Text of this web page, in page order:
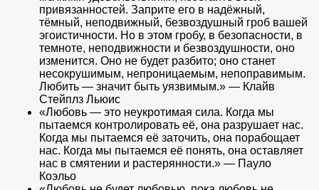
привязанностей. Заприте его в надёжный,
тёмный, неподвижный, безвоздушный гроб вашей
эгоистичности. Но в этом гробу, в безопасности, в
темноте, неподвижности и безвоздушности, оно
изменится. Оно не будет разбито; оно станет
несокрушимым, непроницаемым, непоправимым.
Любить — значит быть уязвимым.» — Клайв
Стейплз Льюис
«Любовь — это неукротимая сила. Когда мы
пытаемся контролировать её, она разрушает нас.
Когда мы пытаемся её заточить, она порабощает
нас. Когда мы пытаемся её понять, она оставляет
нас в смятении и растерянности.» — Пауло
Коэльо